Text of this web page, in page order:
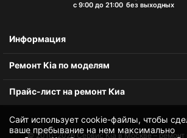
Сайт использует cookie-файлы, чтобы
ваше пребывание на нем максимально
с 9:00 до 21:00 без выходных
Информация
Ремонт Kia по моделям
Прайс-лист на ремонт Киа
© 2010-2026Сервис Kia в Москве –